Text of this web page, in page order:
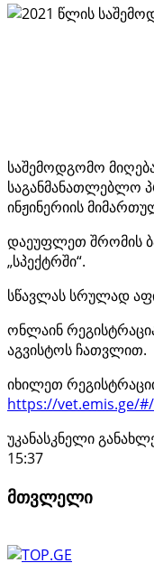
საშემოდგომო
საგანმანათლებლო
ინჟინერიის
დაეუფლეთ შრომის
„სპექტრში“.
სწავლას სრულად
ონლაინ
აგვისტოს ჩათვლით.
იხილეთ
https://vet.emis.ge/
უკანასკნელი
15:37
მთვლელი